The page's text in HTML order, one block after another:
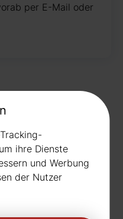
per E-Mail oder
ihre Dienste
und Werbung
der Nutzer